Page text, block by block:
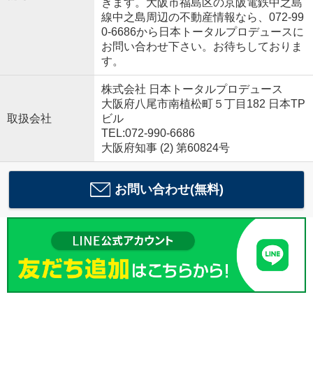
きます。大阪市福島区の京阪電鉄中之島
線中之島周辺の不動産情報なら、072-99
0-6686から日本トータルプロデュースに
お問い合わせ下さい。お待ちしておりま
す。
取扱会社
株式会社 日本トータルプロデュース
大阪府八尾市南植松町５丁目182 日本TP
ビル
TEL:072-990-6686
大阪府知事 (2) 第60824号
お問い合わせ(無料)